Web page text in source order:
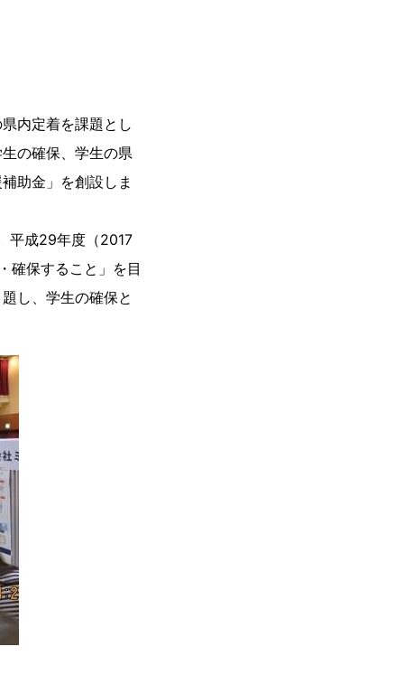
内定着を課題とし
の確保、学生の県
助金」を創設しま
平成29年度（2017
確保すること」を目
し、学生の確保と